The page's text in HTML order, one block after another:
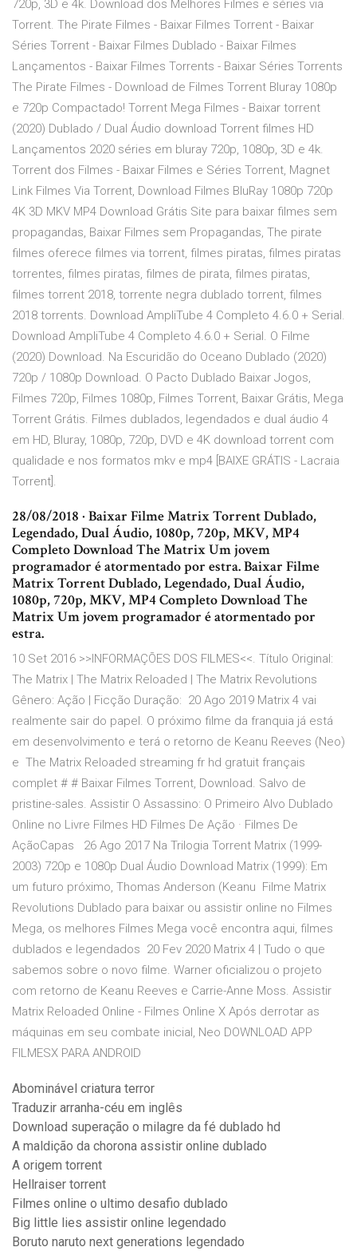
720p, 3D e 4k. Download dos Melhores Filmes e séries via
Torrent. The Pirate Filmes - Baixar Filmes Torrent - Baixar
Séries Torrent - Baixar Filmes Dublado - Baixar Filmes
Lançamentos - Baixar Filmes Torrents - Baixar Séries Torrents
The Pirate Filmes - Download de Filmes Torrent Bluray 1080p
e 720p Compactado! Torrent Mega Filmes - Baixar torrent
(2020) Dublado / Dual Áudio download Torrent filmes HD
Lançamentos 2020 séries em bluray 720p, 1080p, 3D e 4k.
Torrent dos Filmes - Baixar Filmes e Séries Torrent, Magnet
Link Filmes Via Torrent, Download Filmes BluRay 1080p 720p
4K 3D MKV MP4 Download Grátis Site para baixar filmes sem
propagandas, Baixar Filmes sem Propagandas, The pirate
filmes oferece filmes via torrent, filmes piratas, filmes piratas
torrentes, filmes piratas, filmes de pirata, filmes piratas,
filmes torrent 2018, torrente negra dublado torrent, filmes
2018 torrents. Download AmpliTube 4 Completo 4.6.0 + Serial.
Download AmpliTube 4 Completo 4.6.0 + Serial. O Filme
(2020) Download. Na Escuridão do Oceano Dublado (2020)
720p / 1080p Download. O Pacto Dublado Baixar Jogos,
Filmes 720p, Filmes 1080p, Filmes Torrent, Baixar Grátis, Mega
Torrent Grátis. Filmes dublados, legendados e dual áudio 4
em HD, Bluray, 1080p, 720p, DVD e 4K download torrent com
qualidade e nos formatos mkv e mp4 [BAIXE GRÁTIS - Lacraia
Torrent].
28/08/2018 · Baixar Filme Matrix Torrent Dublado,
Legendado, Dual Áudio, 1080p, 720p, MKV, MP4
Completo Download The Matrix Um jovem
programador é atormentado por estra. Baixar Filme
Matrix Torrent Dublado, Legendado, Dual Áudio,
1080p, 720p, MKV, MP4 Completo Download The
Matrix Um jovem programador é atormentado por
estra.
10 Set 2016 >>INFORMAÇÕES DOS FILMES<<. Título Original:
The Matrix | The Matrix Reloaded | The Matrix Revolutions
Gênero: Ação | Ficção Duração: 20 Ago 2019 Matrix 4 vai
realmente sair do papel. O próximo filme da franquia já está
em desenvolvimento e terá o retorno de Keanu Reeves (Neo)
e The Matrix Reloaded streaming fr hd gratuit français
complet # # Baixar Filmes Torrent, Download. Salvo de
pristine-sales. Assistir O Assassino: O Primeiro Alvo Dublado
Online no Livre Filmes HD Filmes De Ação · Filmes De
AçãoCapas 26 Ago 2017 Na Trilogia Torrent Matrix (1999-
2003) 720p e 1080p Dual Áudio Download Matrix (1999): Em
um futuro próximo, Thomas Anderson (Keanu Filme Matrix
Revolutions Dublado para baixar ou assistir online no Filmes
Mega, os melhores Filmes Mega você encontra aqui, filmes
dublados e legendados 20 Fev 2020 Matrix 4 | Tudo o que
sabemos sobre o novo filme. Warner oficializou o projeto
com retorno de Keanu Reeves e Carrie-Anne Moss. Assistir
Matrix Reloaded Online - Filmes Online X Após derrotar as
máquinas em seu combate inicial, Neo DOWNLOAD APP
FILMESX PARA ANDROID
Abominável criatura terror
Traduzir arranha-céu em inglês
Download superação o milagre da fé dublado hd
A maldição da chorona assistir online dublado
A origem torrent
Hellraiser torrent
Filmes online o ultimo desafio dublado
Big little lies assistir online legendado
Boruto naruto next generations legendado